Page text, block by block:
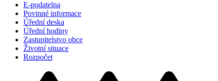
E-podatelna
Povinné informace
Úřední deska
Úřední hodiny
Zastupitelstvo obce
Životní situace
Rozpočet